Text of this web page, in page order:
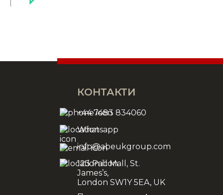
КОНТАКТИ
+44 7483 834060
Whatsapp
info@abeukgroup.com
123 Pall Mall, St.
James’s,
London SW1Y 5EA, UK